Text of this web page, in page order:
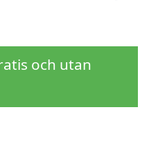
och utan